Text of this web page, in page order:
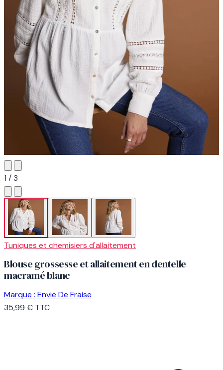
1 / 3
Tuniques et chemisiers d'allaitement
Blouse grossesse et allaitement en dentelle
macramé blanc
Marque : Envie De Fraise
35,99 € TTC